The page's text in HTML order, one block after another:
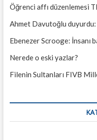
Öğrenci affı düzenlemesi
Ahmet Davutoğlu
Ebenezer Scrooge: İnsanı
Nerede o eski yazlar?
Filenin Sultanları FIVB